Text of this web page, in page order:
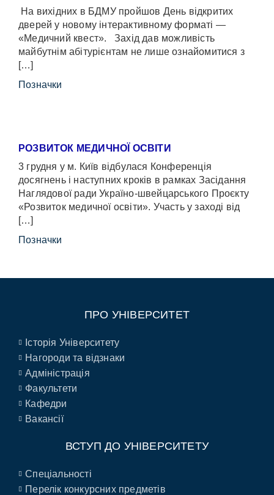
На вихідних в БДМУ пройшов День відкритих
дверей у новому інтерактивному форматі —
«Медичний квест». Захід дав можливість
майбутнім абітурієнтам не лише ознайомитися з
[…]
Позначки
РОЗВИТОК МЕДИЧНОЇ ОСВІТИ
3 грудня у м. Київ відбулася Конференція
досягнень і наступних кроків в рамках Засідання
Наглядової ради Україно-швейцарського Проєкту
«Розвиток медичної освіти». Участь у заході від
[…]
Позначки
ПРО УНІВЕРСИТЕТ
Історія Університету
Нагороди та відзнаки
Адміністрація
Факультети
Кафедри
Вакансії
ВСТУП ДО УНІВЕРСИТЕТУ
Спеціальності
Перелік конкурсних предметів